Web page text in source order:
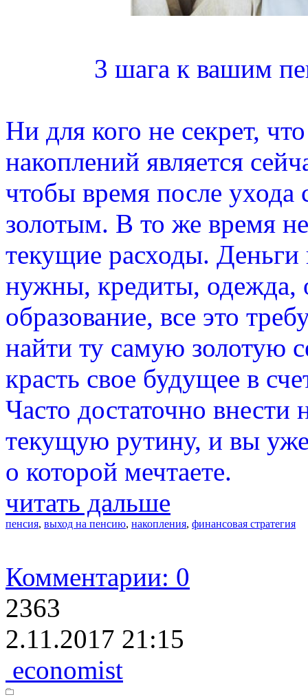
3 шага к вашим
Ни для кого не секрет,
накоплений является
чтобы время после ухода
золотым. В то же время
текущие расходы. Деньги
нужны, кредиты, одежда,
образование, все это
найти ту самую золотую
красть свое будущее в
Часто достаточно
текущую рутину, и вы
о которой мечтаете.
читать дальше
пенсия, выход на пенсию, накопления, финансовая стратегия
Комментарии: 0
2363
2.11.2017 21:15
economist